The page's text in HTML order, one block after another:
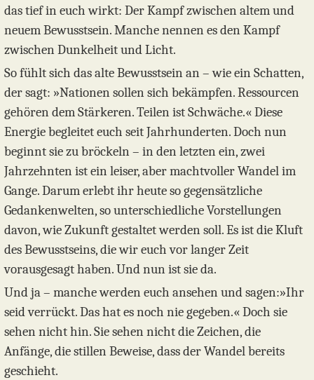
das tief in euch wirkt: Der Kampf zwischen altem und
neuem Bewusstsein. Manche nennen es den Kampf
zwischen Dunkelheit und Licht.
So fühlt sich das alte Bewusstsein an – wie ein Schatten,
der sagt: »Nationen sollen sich bekämpfen. Ressourcen
gehören dem Stärkeren. Teilen ist Schwäche.« Diese
Energie begleitet euch seit Jahrhunderten. Doch nun
beginnt sie zu bröckeln – in den letzten ein, zwei
Jahrzehnten ist ein leiser, aber machtvoller Wandel im
Gange. Darum erlebt ihr heute so gegensätzliche
Gedankenwelten, so unterschiedliche Vorstellungen
davon, wie Zukunft gestaltet werden soll. Es ist die Kluft
des Bewusstseins, die wir euch vor langer Zeit
vorausgesagt haben. Und nun ist sie da.
Und ja – manche werden euch ansehen und sagen:»Ihr
seid verrückt. Das hat es noch nie gegeben.« Doch sie
sehen nicht hin. Sie sehen nicht die Zeichen, die
Anfänge, die stillen Beweise, dass der Wandel bereits
geschieht.